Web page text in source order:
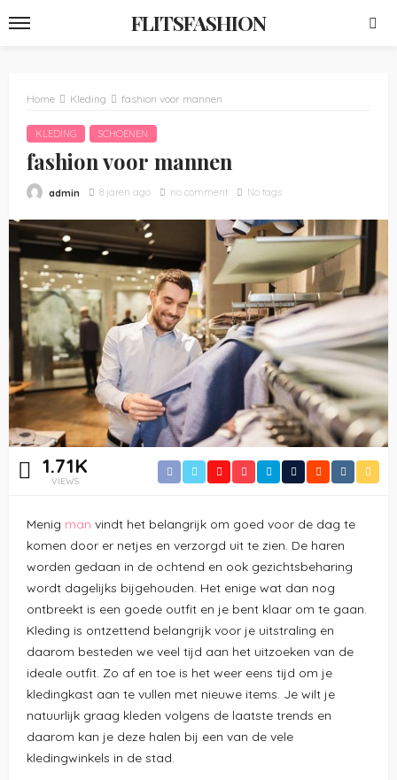
FLITSFASHION
Home Kleding fashion voor mannen
KLEDING SCHOENEN
fashion voor mannen
admin 8 jaren ago no comment No tags
1.71K
VIEWS
Menig man vindt het belangrijk om goed voor de dag te
komen door er netjes en verzorgd uit te zien. De haren
worden gedaan in de ochtend en ook gezichtsbeharing
wordt dagelijks bijgehouden. Het enige wat dan nog
ontbreekt is een goede outfit en je bent klaar om te gaan.
Kleding is ontzettend belangrijk voor je uitstraling en
daarom besteden we veel tijd aan het uitzoeken van de
ideale outfit. Zo af en toe is het weer eens tijd om je
kledingkast aan te vullen met nieuwe items. Je wilt je
natuurlijk graag kleden volgens de laatste trends en
daarom kan je deze halen bij een van de vele
kledingwinkels in de stad.